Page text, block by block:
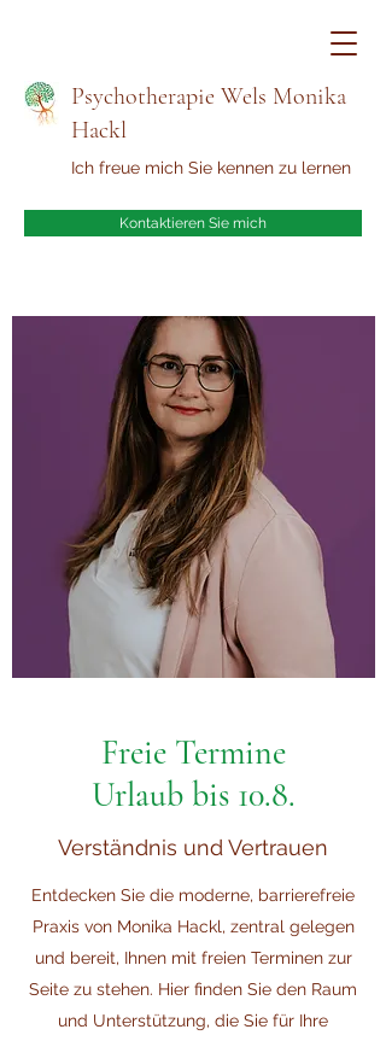
Psychotherapie Wels Monika
Hackl
Ich freue mich Sie kennen zu lernen
Kontaktieren Sie mich
Freie Termine
Urlaub bis 10.8.
Verständnis und Vertrauen
Entdecken Sie die moderne, barrierefreie
Praxis von Monika Hackl, zentral gelegen
und bereit, Ihnen mit freien Terminen zur
Seite zu stehen. Hier finden Sie den Raum
und Unterstützung, die Sie für Ihre